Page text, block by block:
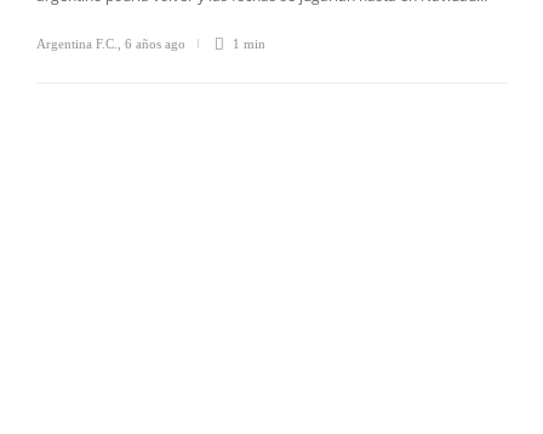
Argentina F.C. 6 años ago 1 min